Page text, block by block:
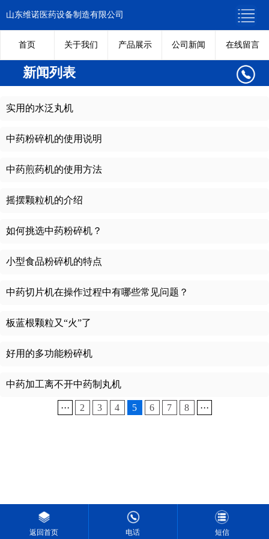
山东维诺医药设备制造有限公司
首页 关于我们 产品展示 公司新闻 在线留言
新闻列表
实用的水泛丸机
中药粉碎机的使用说明
中药煎药机的使用方法
摇摆颗粒机的介绍
如何挑选中药粉碎机？
小型食品粉碎机的特点
中药切片机在操作过程中有哪些常见问题？
板蓝根颗粒又“火”了
好用的多功能粉碎机
中药加工离不开中药制丸机
··· 2 3 4 5 6 7 8 ···
返回首页 电话 短信